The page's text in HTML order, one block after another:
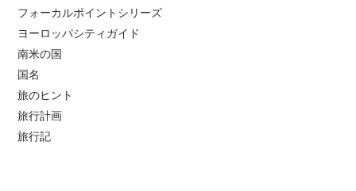
フォーカルポイントシリーズ
ヨーロッパシティガイド
南米の国
国名
旅のヒント
旅行計画
旅行記